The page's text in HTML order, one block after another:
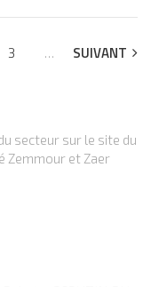
3 … SUIVANT
secteur sur le site du
Zemmour et Zaer